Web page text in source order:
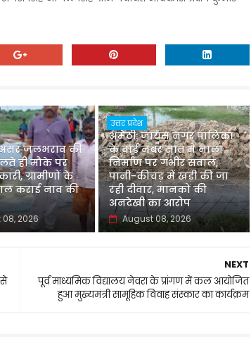
जलभराव की
ही मौके पर
ग्रामीणों के
कराई नाव की
2026
उत्तर प्रदेश
अमेठी: जायस नगर पालिका
के वार्ड नंबर सात में नाला
निर्माण पर गंभीर सवाल,
पानी-कीचड़ में खड़ी की जा
रही दीवार, मानकों की
अनदेखी का आरोप
August 08, 2026
NEXT
पूर्व माध्यमिक विद्यालय नेवरा के प्रांगण में कल आयोजित
हुआ मुख्यमंत्री सामूहिक विवाह संस्कार का कार्यक्रम